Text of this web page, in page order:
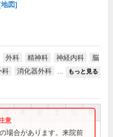
図]
外科 精神科 神経内科
脳
科 消化器外科 もっと見る
祝
● ● ●
場合があります。来院前